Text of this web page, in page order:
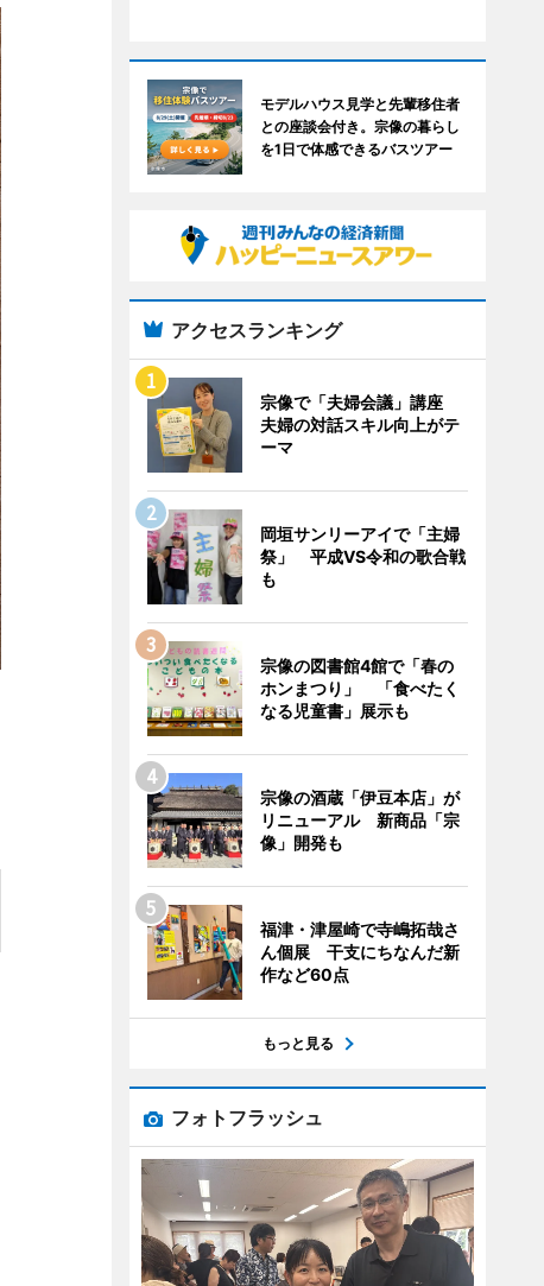
モデルハウス見学と先輩移住者
との座談会付き。宗像の暮らし
を1日で体感できるバスツアー
アクセスランキング
宗像で「夫婦会議」講座
夫婦の対話スキル向上がテ
ーマ
岡垣サンリーアイで「主婦
祭」 平成VS令和の歌合戦
も
宗像の図書館4館で「春の
ホンまつり」 「食べたく
なる児童書」展示も
宗像の酒蔵「伊豆本店」が
リニューアル 新商品「宗
像」開発も
福津・津屋崎で寺嶋拓哉さ
ん個展 干支にちなんだ新
作など60点
もっと見る
フォトフラッシュ